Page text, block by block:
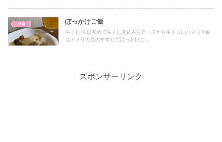
夕食 ぼっかけご飯
牛すじ 先日初めて牛すじ煮込みを作ってから牛すじにハマり今回
はアメリカ産の牛すじでぼっかけご...
スポンサーリンク